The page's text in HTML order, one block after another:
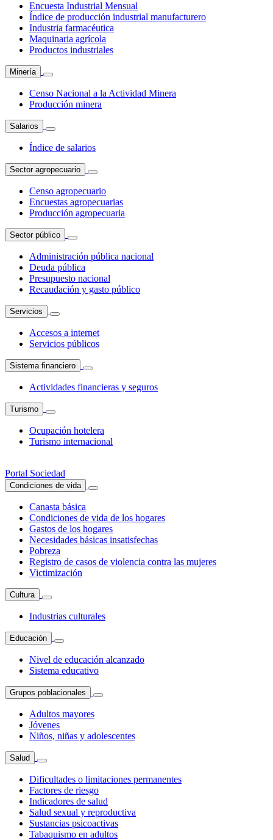
Encuesta Industrial Mensual
Índice de producción industrial manufacturero
Industria farmacéutica
Maquinaria agrícola
Productos industriales
Minería
Censo Nacional a la Actividad Minera
Producción minera
Salarios
Índice de salarios
Sector agropecuario
Censo agropecuario
Encuestas agropecuarias
Producción agropecuaria
Sector público
Administración pública nacional
Deuda pública
Presupuesto nacional
Recaudación y gasto público
Servicios
Accesos a internet
Servicios públicos
Sistema financiero
Actividades financieras y seguros
Turismo
Ocupación hotelera
Turismo internacional
Portal Sociedad
Condiciones de vida
Canasta básica
Condiciones de vida de los hogares
Gastos de los hogares
Necesidades básicas insatisfechas
Pobreza
Registro de casos de violencia contra las mujeres
Victimización
Cultura
Industrias culturales
Educación
Nivel de educación alcanzado
Sistema educativo
Grupos poblacionales
Adultos mayores
Jóvenes
Niños, niñas y adolescentes
Salud
Dificultades o limitaciones permanentes
Factores de riesgo
Indicadores de salud
Salud sexual y reproductiva
Sustancias psicoactivas
Tabaquismo en adultos